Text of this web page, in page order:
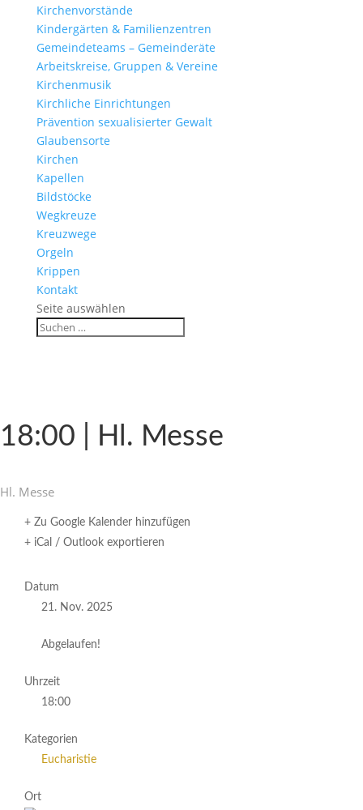
Kirchen­vor­stände
Kinder­gärten & Familienzentren
Gemein­de­teams – Gemeinderäte
Arbeits­kreise, Gruppen & Vereine
Kirchen­musik
Kirch­liche Einrichtungen
Präven­tion sexua­li­sierter Gewalt
Glau­ben­s­orte
Kirchen
Kapellen
Bild­stöcke
Wegkreuze
Kreuz­wege
Orgeln
Krippen
Kontakt
Seite auswählen
18:00 | Hl. Messe
Hl. Messe
+ Zu Google Kalender hinzufügen
+ iCal / Outlook exportieren
Datum
21. Nov. 2025
Abgelaufen!
Uhrzeit
18:00
Kategorien
Eucharistie
Ort